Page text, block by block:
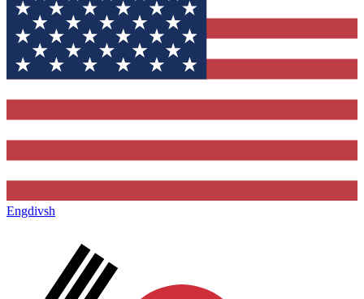
Engdivsh